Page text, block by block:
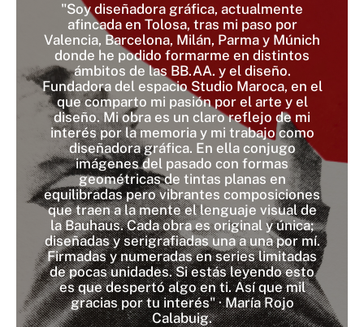
"Soy diseñadora gráfica, actualmente
afincada en Tolosa, tras mi paso por
Valencia, Barcelona, Milán, Parma y Múnich
donde he podido formarme en distintos
ámbitos de las BB.AA. y el diseño.
Fundadora del espacio Studio Maroca, en el
que comparto mi pasión por el arte y el
diseño. Mi obra es un claro reflejo de mi
interés por la memoria y mi trabajo como
diseñadora gráfica. En ella conjugo
imágenes del pasado con formas
geométricas de tintas planas en
equilibradas pero vibrantes composiciones
que traen a la mente el lenguaje visual de
la Bauhaus. Cada obra es original y única;
diseñadas y serigrafiadas una a una por mí.
Firmadas y numeradas en series limitadas
de pocas unidades. Si estás leyendo esto
es que despertó algo en ti. Así que mil
gracias por tu interés" · María Rojo
Calabuig.